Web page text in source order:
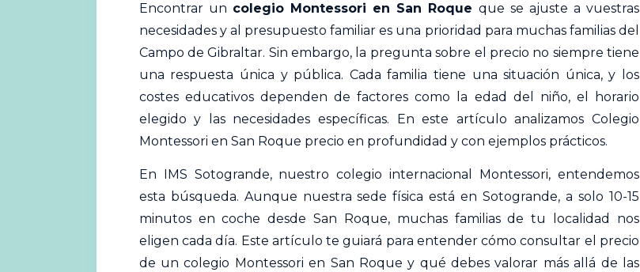
Encontrar un colegio Montessori en San Roque que se ajuste a vuestras
necesidades y al presupuesto familiar es una prioridad para muchas familias del
Campo de Gibraltar. Sin embargo, la pregunta sobre el precio no siempre tiene
una respuesta única y pública. Cada familia tiene una situación única, y los
costes educativos dependen de factores como la edad del niño, el horario
elegido y las necesidades específicas. En este artículo analizamos Colegio
Montessori en San Roque precio en profundidad y con ejemplos prácticos.
En IMS Sotogrande, nuestro colegio internacional Montessori, entendemos
esta búsqueda. Aunque nuestra sede física está en Sotogrande, a solo 10-15
minutos en coche desde San Roque, muchas familias de tu localidad nos
eligen cada día. Este artículo te guiará para entender cómo consultar el precio
de un colegio Montessori en San Roque y qué debes valorar más allá de las